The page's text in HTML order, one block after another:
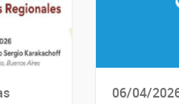
06/04/